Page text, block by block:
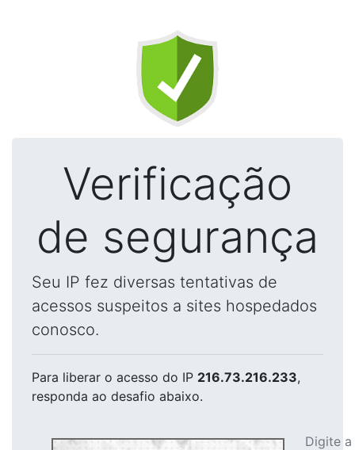
Verificação
de segurança
Seu IP fez diversas tentativas de
acessos suspeitos a sites hospedados
conosco.
Para liberar o acesso do IP 216.73.216.233,
responda ao desafio abaixo.
Digite